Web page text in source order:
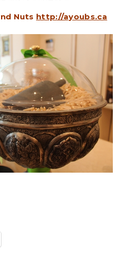
Nuts http://ayoubs.ca